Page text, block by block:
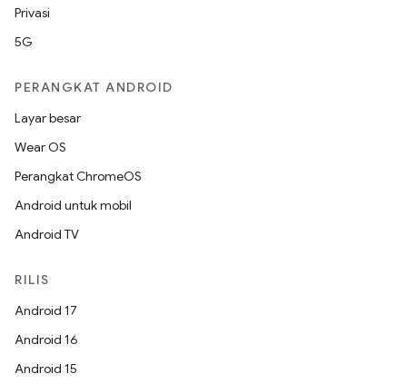
Privasi
5G
PERANGKAT ANDROID
Layar besar
Wear OS
Perangkat ChromeOS
Android untuk mobil
Android TV
RILIS
Android 17
Android 16
Android 15